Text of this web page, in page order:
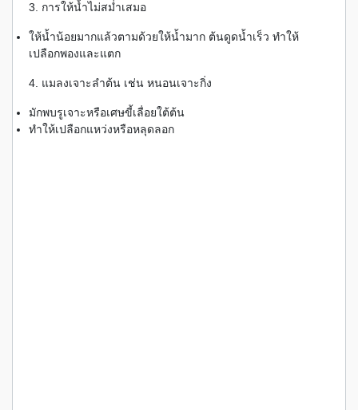
3. การให้น้ำไม่สม่ำเสมอ
ให้น้ำน้อยมากแล้วตามด้วยให้น้ำมาก ต้นดูดน้ำเร็ว ทำให้
เปลือกพองและแตก
4. แมลงเจาะลำต้น เช่น หนอนเจาะกิ่ง
มักพบรูเจาะหรือเศษขี้เลื่อยใต้ต้น
ทำให้เปลือกแหว่งหรือหลุดลอก